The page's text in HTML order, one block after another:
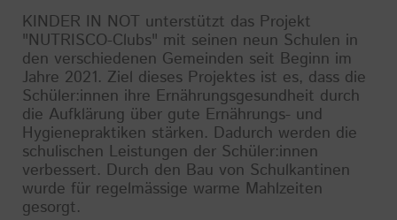
KINDER IN NOT unterstützt das Projekt
"NUTRISCO-Clubs" mit seinen neun Schulen in
den verschiedenen Gemeinden seit Beginn im
Jahre 2021. Ziel dieses Projektes ist es, dass die
Schüler:innen ihre Ernährungsgesundheit durch
die Aufklärung über gute Ernährungs- und
Hygienepraktiken stärken. Dadurch werden die
schulischen Leistungen der Schüler:innen
verbessert. Durch den Bau von Schulkantinen
wurde für regelmässige warme Mahlzeiten
gesorgt.